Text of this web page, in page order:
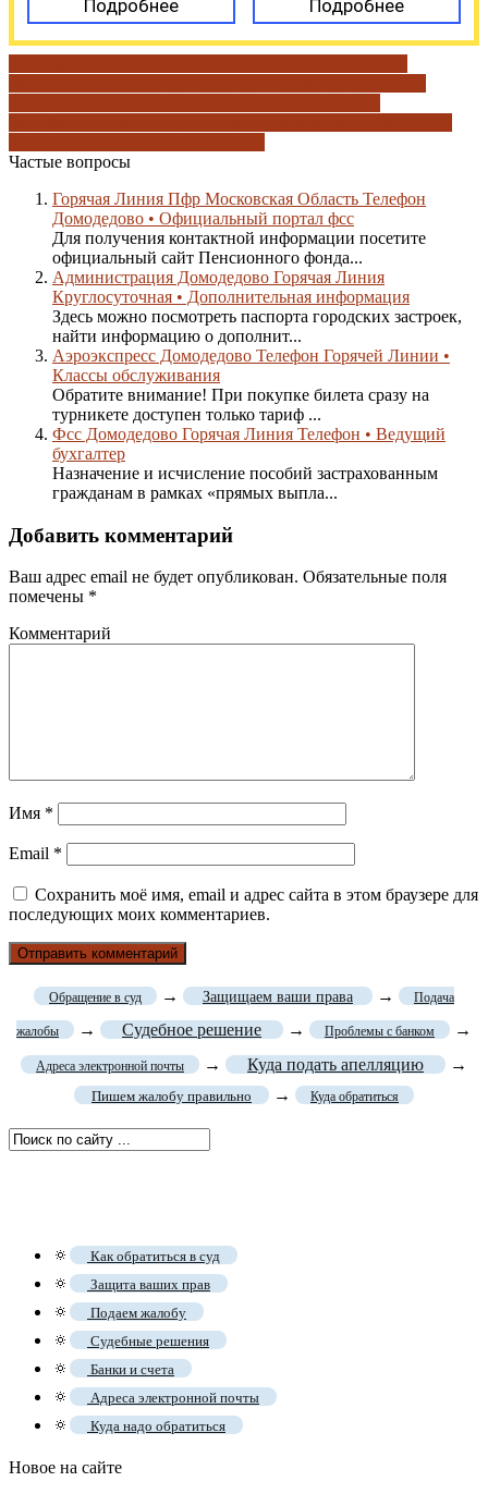
Подробнее Подробнее
Частые вопросы
Горячая Линия Пфр Московская Область Телефон
Домодедово • Официальный портал фсс
Для получения контактной информации посетите
официальный сайт Пенсионного фонда...
Администрация Домодедово Горячая Линия
Круглосуточная • Дополнительная информация
Здесь можно посмотреть паспорта городских застроек,
найти информацию о дополнит...
Аэроэкспресс Домодедово Телефон Горячей Линии •
Классы обслуживания
Обратите внимание! При покупке билета сразу на
турникете доступен только тариф ...
Фсс Домодедово Горячая Линия Телефон • Ведущий
бухгалтер
Назначение и исчисление пособий застрахованным
гражданам в рамках «прямых выпла...
Добавить комментарий
Ваш адрес email не будет опубликован. Обязательные поля
помечены *
Комментарий
Имя *
Email *
Сохранить моё имя, email и адрес сайта в этом браузере для
последующих моих комментариев.
Обращение в суд → Защищаем ваши права → Подача
жалобы → Судебное решение → Проблемы с банком →
Адреса электронной почты → Куда подать апелляцию →
Пишем жалобу правильно → Куда обратиться
🔅 Как обратиться в суд
🔅 Защита ваших прав
🔅 Подаем жалобу
🔅 Судебные решения
🔅 Банки и счета
🔅 Адреса электронной почты
🔅 Куда надо обратиться
Новое на сайте